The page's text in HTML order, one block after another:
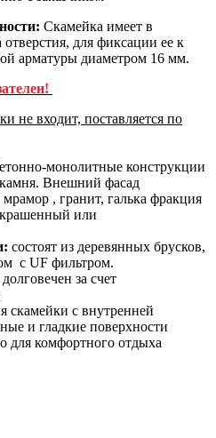
Скамейка имеет в
для фиксации ее к
арматуры диаметром 16 мм.
не входит, поставляется по
монолитные конструкции
камня. Внешний фасад
, гранит, галька фракция
или
состоят из деревянных брусков,
с UF фильтром.
за счет
скамейки с внутренней
и гладкие поверхности
для комфортного отдыха